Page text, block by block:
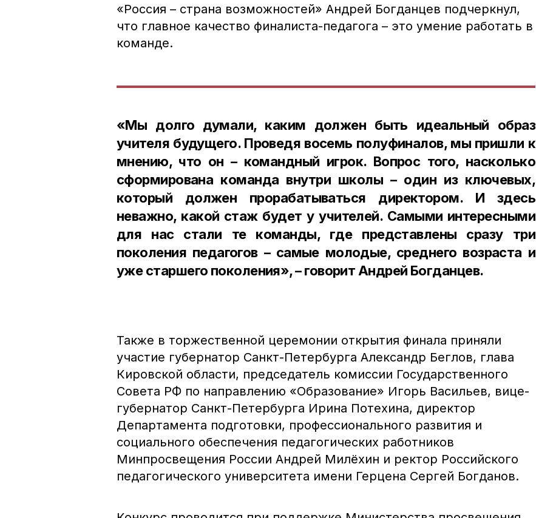
«Россия – страна возможностей» Андрей Богданцев подчеркнул,
что главное качество финалиста-педагога – это умение работать в
команде.
«Мы долго думали, каким должен быть идеальный образ
учителя будущего. Проведя восемь полуфиналов, мы пришли к
мнению, что он – командный игрок. Вопрос того, насколько
сформирована команда внутри школы – один из ключевых,
который должен прорабатываться директором. И здесь
неважно, какой стаж будет у учителей. Самыми интересными
для нас стали те команды, где представлены сразу три
поколения педагогов – самые молодые, среднего возраста и
уже старшего поколения», – говорит Андрей Богданцев.
Также в торжественной церемонии открытия финала приняли
участие губернатор Санкт-Петербурга Александр Беглов, глава
Кировской области, председатель комиссии Государственного
Совета РФ по направлению «Образование» Игорь Васильев, вице-
губернатор Санкт-Петербурга Ирина Потехина, директор
Департамента подготовки, профессионального развития и
социального обеспечения педагогических работников
Минпросвещения России Андрей Милёхин и ректор Российского
педагогического университета имени Герцена Сергей Богданов.